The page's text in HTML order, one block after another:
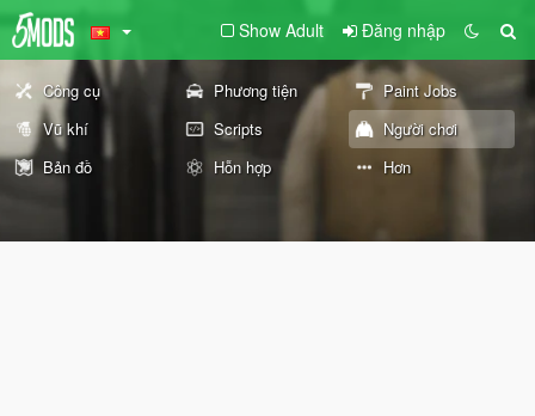
Show Adult Đăng nhập
Công cụ Phương tiện
Paint Jobs
Vũ khí
Scripts
Người chơi
Bản đồ
Hỗn hợp Hơn